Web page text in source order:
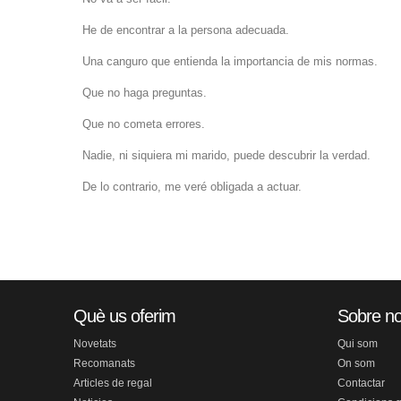
He de encontrar a la persona adecuada.
Una canguro que entienda la importancia de mis normas.
Que no haga preguntas.
Que no cometa errores.
Nadie, ni siquiera mi marido, puede descubrir la verdad.
De lo contrario, me veré obligada a actuar.
Què us oferim
Novetats
Recomanats
Articles de regal
Sobre
Qui som
On som
Contactar